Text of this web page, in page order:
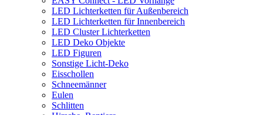
LED Lichterketten für Außenbereich
LED Lichterketten für Innenbereich
LED Cluster Lichterketten
LED Deko Objekte
LED Figuren
Sonstige Licht-Deko
Eisschollen
Schneemänner
Eulen
Schlitten